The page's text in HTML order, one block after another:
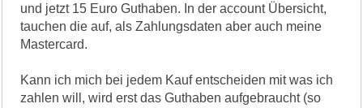
und jetzt 15 Euro Guthaben. In der account Übersicht,
tauchen die auf, als Zahlungsdaten aber auch meine
Mastercard.
Kann ich mich bei jedem Kauf entscheiden mit was ich
zahlen will, wird erst das Guthaben aufgebraucht (so